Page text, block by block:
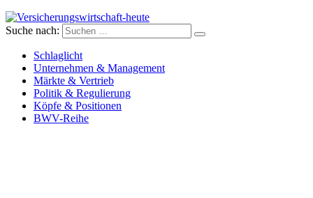
Versicherungswirtschaft-heute
Suche nach:
Schlaglicht
Unternehmen & Management
Märkte & Vertrieb
Politik & Regulierung
Köpfe & Positionen
BWV-Reihe